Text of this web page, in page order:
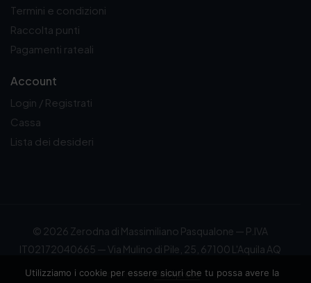
Termini e condizioni
Raccolta punti
Pagamenti rateali
Account
Login / Registrati
Cassa
Lista dei desideri
© 2026 Zerodna di Massimiliano Pasqualone — P.IVA
IT02172040665 — Via Mulino di Pile, 25, 67100 L'Aquila AQ
Powered byPublipress
Utilizziamo i cookie per essere sicuri che tu possa avere la